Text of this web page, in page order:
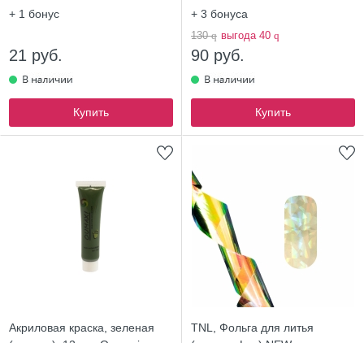
+ 1 бонус
21 руб.
Купить
+ 3 бонуса
130q выгода 40 q
90 руб.
Купить
Акриловая краска, зеленая
TNL, Фольга для литья